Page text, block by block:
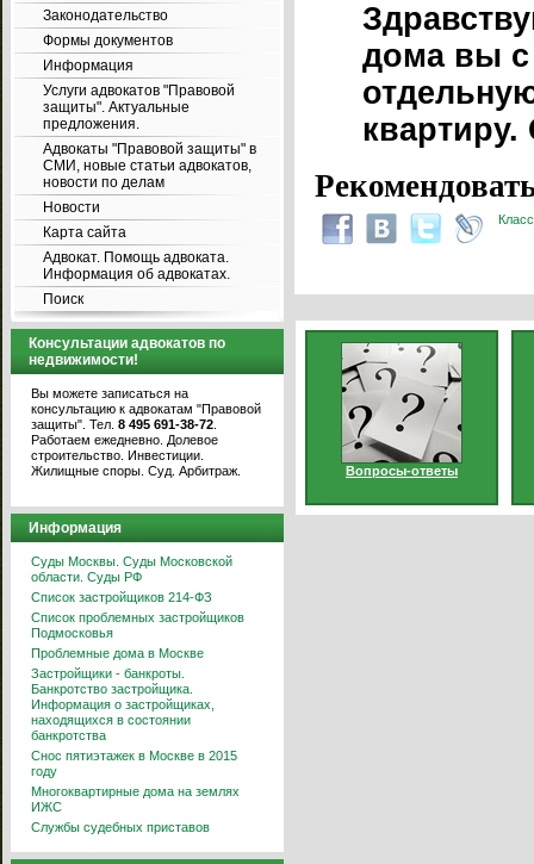
Законодательство
Формы документов
Информация
Услуги адвокатов "Правовой
защиты". Актуальные
предложения.
Адвокаты "Правовой защиты" в
СМИ, новые статьи адвокатов,
новости по делам
Новости
Карта сайта
Адвокат. Помощь адвоката.
Информация об адвокатах.
Поиск
Консультации адвокатов по
недвижимости!
Вы можете записаться на
консультацию к адвокатам "Правовой
защиты". Тел. 8 495 691-38-72
Работаем ежедневно. Долевое
строительство. Инвестиции.
Жилищные споры. Суд. Арбитраж.
Информация
Суды Москвы. Суды Московской
области. Суды РФ
Список застройщиков 214-ФЗ
Список проблемных застройщиков
Подмосковья
Проблемные дома в Москве
Застройщики - банкроты.
Банкротство застройщика.
Информация о застройщиках,
находящихся в состоянии
банкротства
Снос пятиэтажек в Москве в 2015
году
Многоквартирные дома на землях
ИЖС
Службы судебных приставов
дома вы с
Вопросы-ответы